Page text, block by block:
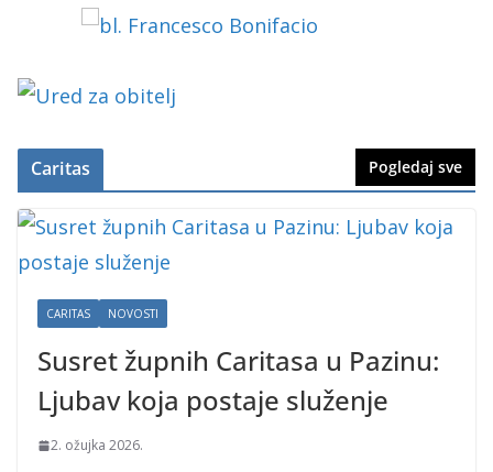
Caritas Pogledaj sve
CARITAS NOVOSTI
Susret župnih Caritasa u Pazinu:
Ljubav koja postaje služenje
2. ožujka 2026.